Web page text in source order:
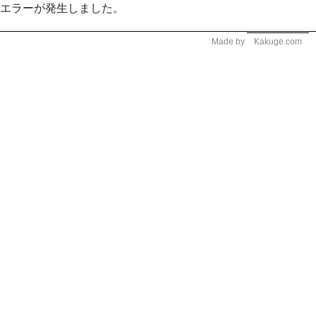
エラーが発生しました。
Made by Kakuge.com